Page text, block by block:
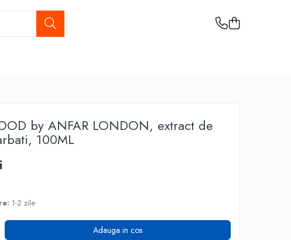
by ANFAR LONDON, extract de
100ML
1-2 zile
Adauga in cos